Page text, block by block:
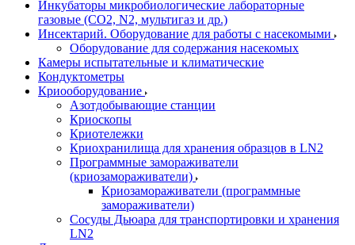
Инкубаторы микробиологические лабораторные
газовые (CO2, N2, мультигаз и др.)
Инсектарий. Оборудование для работы с насекомыми
Оборудование для содержания насекомых
Камеры испытательные и климатические
Кондуктометры
Криооборудование
Азотдобывающие станции
Криоскопы
Криотележки
Криохранилища для хранения образцов в LN2
Программные замораживатели
(криозамораживатели)
Криозамораживатели (программные
замораживатели)
Сосуды Дьюара для транспортировки и хранения
LN2